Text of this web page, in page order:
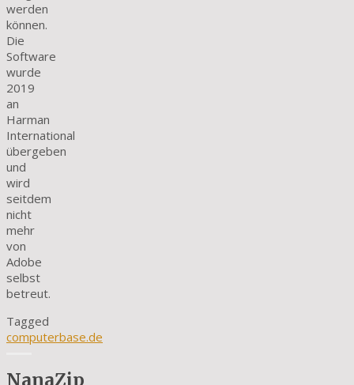
werden
können.
Die
Software
wurde
2019
an
Harman
International
übergeben
und
wird
seitdem
nicht
mehr
von
Adobe
selbst
betreut.
Tagged
computerbase.de